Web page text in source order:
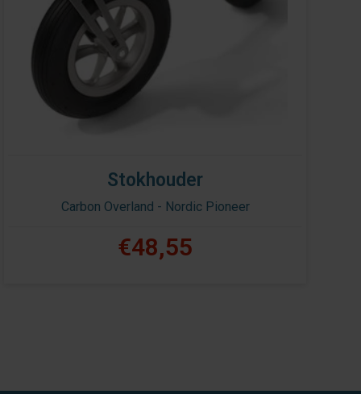
Stokhouder
Carbon Overland - Nordic Pioneer
€48,55